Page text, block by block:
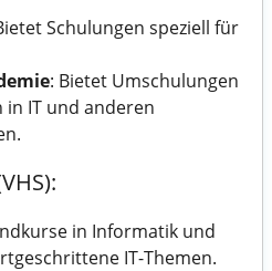
Schulungen speziell für
: Bietet Umschulungen
IT und anderen
in Informatik und
IT-Themen.